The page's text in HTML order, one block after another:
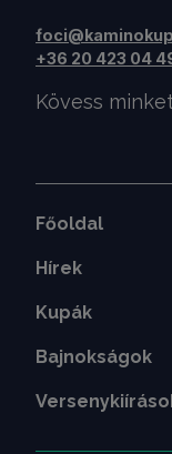
+36 20 423 04
Kövess
Főoldal
Hírek
Kupák
Bajnokságok